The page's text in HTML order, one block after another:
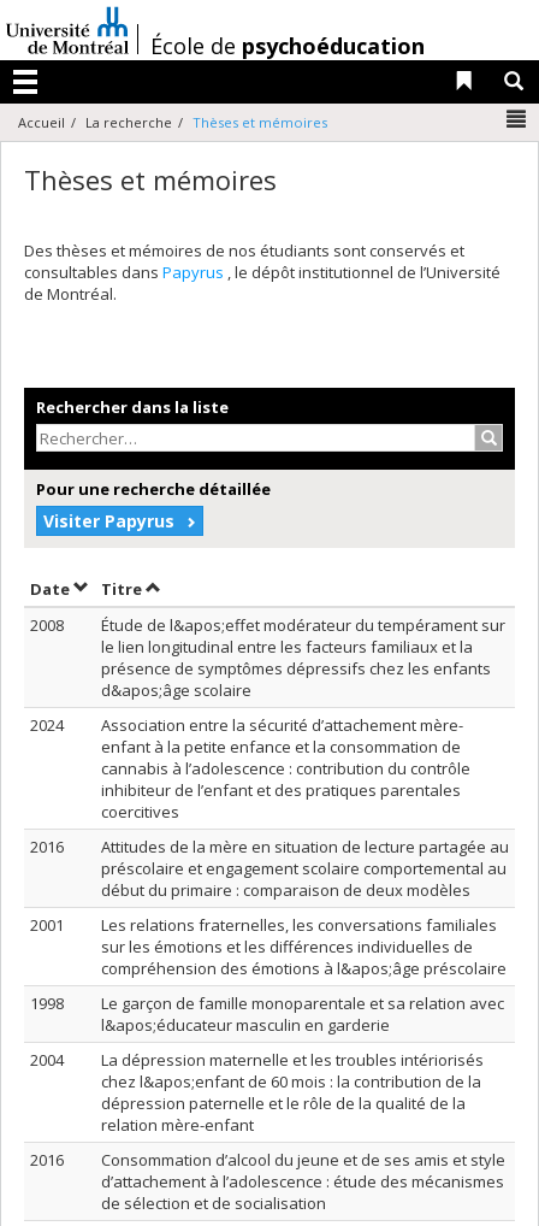
au
contenu
/École de psychoéducation
Menu
Liens
Accueil La recherche Thèses et mémoires
Thèses et mémoires
Des thèses et mémoires de nos étudiants sont conservés et
consultables dans Papyrus , le dépôt institutionnel de l’Université
de Montréal.
Rechercher dans la liste
Pour une recherche détaillée
Visiter Papyrus
DateTrier par date en ordre décroissant
TitreTrier par titre en ordre décroissant
2008
Étude de l&apos;effet modérateur du tempérament sur
le lien longitudinal entre les facteurs familiaux et la
présence de symptômes dépressifs chez les enfants
d&apos;âge scolaire
2024
Association entre la sécurité d’attachement mère-
enfant à la petite enfance et la consommation de
cannabis à l’adolescence : contribution du contrôle
inhibiteur de l’enfant et des pratiques parentales
coercitives
2016
Attitudes de la mère en situation de lecture partagée au
préscolaire et engagement scolaire comportemental au
début du primaire : comparaison de deux modèles
2001
Les relations fraternelles, les conversations familiales
sur les émotions et les différences individuelles de
compréhension des émotions à l&apos;âge préscolaire
1998
Le garçon de famille monoparentale et sa relation avec
l&apos;éducateur masculin en garderie
2004
La dépression maternelle et les troubles intériorisés
chez l&apos;enfant de 60 mois : la contribution de la
dépression paternelle et le rôle de la qualité de la
relation mère-enfant
2016
Consommation d’alcool du jeune et de ses amis et style
d’attachement à l’adolescence : étude des mécanismes
de sélection et de socialisation